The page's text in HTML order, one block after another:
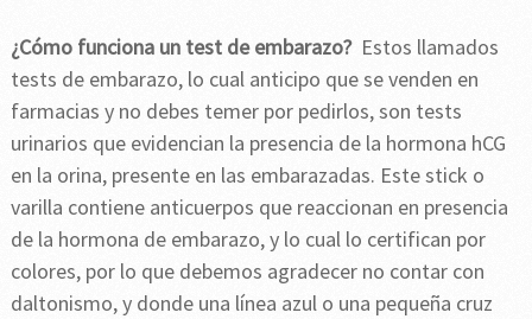
¿Cómo funciona un test de embarazo?Estos llamados
tests de embarazo, lo cual anticipo que se venden en
farmacias y no debes temer por pedirlos, son tests
urinarios que evidencian la presencia de la hormona hCG
en la orina, presente en las embarazadas. Este stick o
varilla contiene anticuerpos que reaccionan en presencia
de la hormona de embarazo, y lo cual lo certifican por
colores, por lo que debemos agradecer no contar con
daltonismo, y donde una línea azul o una pequeña cruz